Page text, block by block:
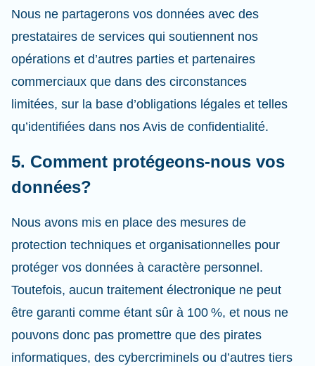
Nous ne partagerons vos données avec des
prestataires de services qui soutiennent nos
opérations et d’autres parties et partenaires
commerciaux que dans des circonstances
limitées, sur la base d’obligations légales et telles
qu’identifiées dans nos Avis de confidentialité.
5. Comment protégeons-nous vos
données?
Nous avons mis en place des mesures de
protection techniques et organisationnelles pour
protéger vos données à caractère personnel.
Toutefois, aucun traitement électronique ne peut
être garanti comme étant sûr à 100 %, et nous ne
pouvons donc pas promettre que des pirates
informatiques, des cybercriminels ou d’autres tiers